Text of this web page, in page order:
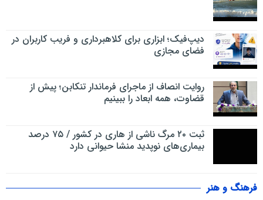
دیپ‌فیک؛ ابزاری برای کلاهبرداری و فریب کاربران در
فضای مجازی
روایت انصاف از ماجرای فرماندار تنکابن؛ پیش از
قضاوت، همه ابعاد را ببینیم
ثبت ۲۰ مرگ ناشی از هاری در کشور / ۷۵ درصد
بیماری‌های نوپدید منشا حیوانی دارد
فرهنگ و هنر